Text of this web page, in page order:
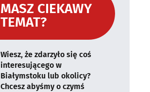
MASZ CIEKAWY
TEMAT?
Wiesz, że zdarzyło się coś
interesującego w
Białymstoku lub okolicy?
Chcesz abyśmy o czymś